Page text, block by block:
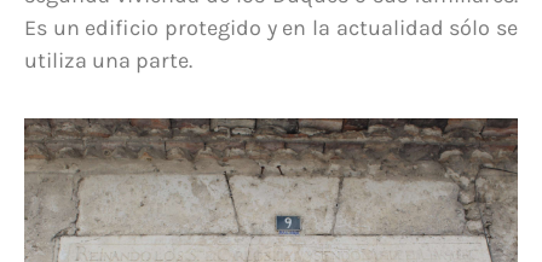
Es un edificio protegido y en la actualidad sólo se
utiliza una parte.